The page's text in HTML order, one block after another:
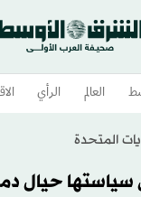
العالم الرأي
المتحدة​
سياستها حيال